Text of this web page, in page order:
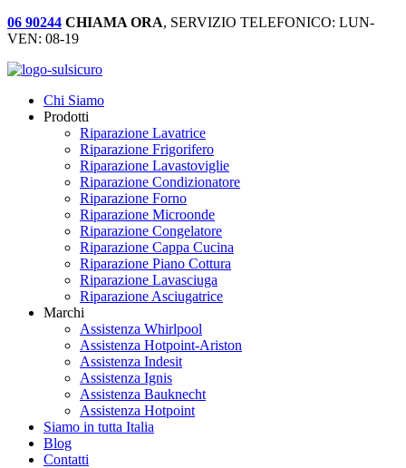
06 90244 CHIAMA ORA, SERVIZIO TELEFONICO: LUN-
VEN: 08-19
Chi Siamo
Prodotti
Riparazione Lavatrice
Riparazione Frigorifero
Riparazione Lavastoviglie
Riparazione Condizionatore
Riparazione Forno
Riparazione Microonde
Riparazione Congelatore
Riparazione Cappa Cucina
Riparazione Piano Cottura
Riparazione Lavasciuga
Riparazione Asciugatrice
Marchi
Assistenza Whirlpool
Assistenza Hotpoint-Ariston
Assistenza Indesit
Assistenza Ignis
Assistenza Bauknecht
Assistenza Hotpoint
Siamo in tutta Italia
Blog
Contatti